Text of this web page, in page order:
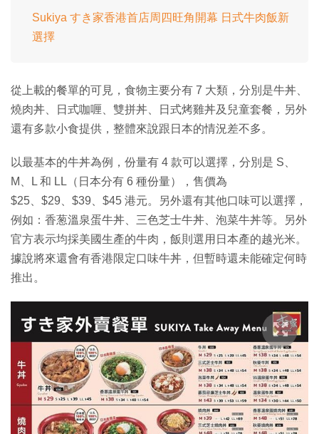
Sukiya すき家香港首店周四旺角開幕 日式牛肉飯新
選擇
從上載的餐單的可見，食物主要分有 7 大類，分別是牛丼、
燒肉丼、日式咖喱、雙拼丼、日式烤雞丼及兒童套餐，另外
還有多款小食提供，整體來說跟日本的情況差不多。
以最基本的牛丼為例，份量有 4 款可以選擇，分別是 S、
M、L 和 LL（日本分有 6 種份量），售價為
$25、$29、$39、$45 港元。另外還有其他口味可以選擇，
例如：香葱溫泉蛋牛丼、三色芝士牛丼、泡菜牛丼等。另外
官方表示均採美國生產的牛肉，飯則選用日本產的越光米。
據說將來還會有香港限定口味牛丼，但暫時還未能確定何時
推出。